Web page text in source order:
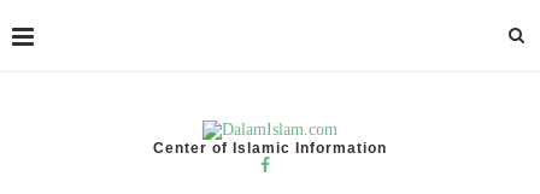
Center of Islamic Information